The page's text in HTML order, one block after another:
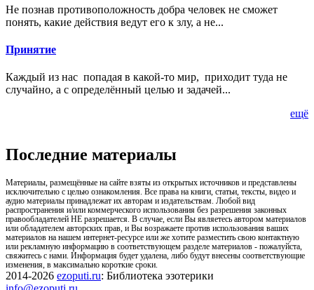
Не познав противоположность добра человек не сможет
понять, какие действия ведут его к злу, а не...
Принятие
Каждый из нас попадая в какой-то мир, приходит туда не
случайно, а с определённый целью и задачей...
ещё
Последние материалы
Материалы, размещённые на сайте взяты из открытых источников и представлены
исключительно с целью ознакомления. Все права на книги, статьи, тексты, видео и
аудио материалы принадлежат их авторам и издательствам. Любой вид
распространения и/или коммерческого использования без разрешения законных
правообладателей НЕ разрешается. В случае, если Вы являетесь автором материалов
или обладателем авторских прав, и Вы возражаете против использования ваших
материалов на нашем интернет-ресурсе или же хотите разместить свою контактную
или рекламную информацию в соответствующем разделе материалов - пожалуйста,
свяжитесь с нами. Информация будет удалена, либо будут внесены соответствующие
изменения, в максимально короткие сроки.
2014-2026 ezoputi.ru: Библиотека эзотерики